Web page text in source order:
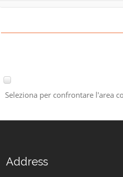
Seleziona per confrontare l'area
Address